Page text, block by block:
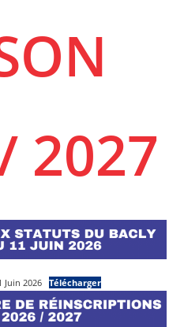
2027
Juin 2026 Télécharger